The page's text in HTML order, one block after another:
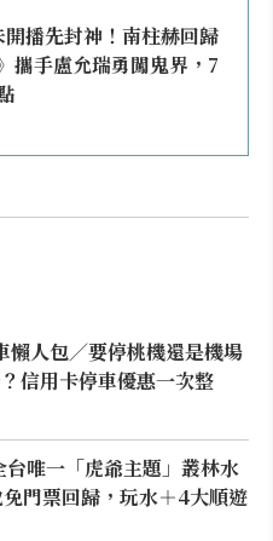
播先封神！南柱赫回歸
攜手盧允瑞勇闖鬼界，7
懶人包／要停桃機還是機場
信用卡停車優惠一次整
台唯一「虎爺主題」叢林水
門票回歸，玩水＋4大順遊